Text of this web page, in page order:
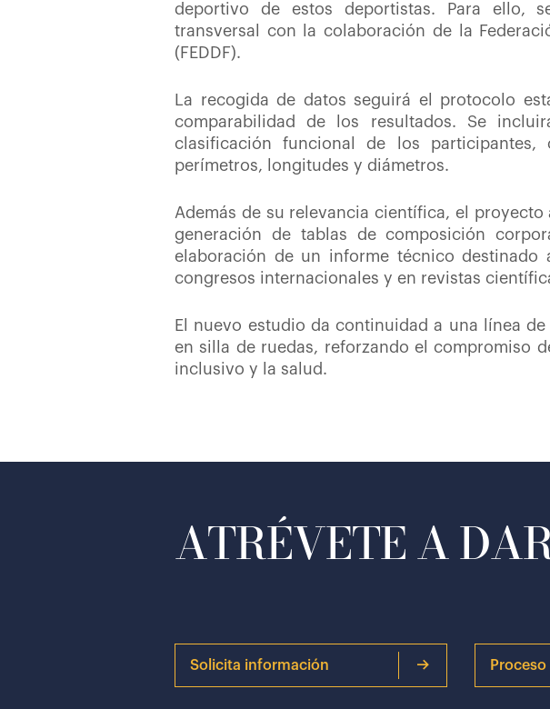
deportivo de estos deportistas. Para ello,
transversal con la colaboración de la
(FEDDF).
La recogida de datos seguirá el protocolo
comparabilidad de los resultados. Se
clasificación funcional de los participantes,
perímetros, longitudes y diámetros.
Además de su relevancia científica, el
generación de tablas de composición
elaboración de un informe técnico destinado
congresos internacionales y en revistas
El nuevo estudio da continuidad a una línea
en silla de ruedas, reforzando el compromiso
inclusivo y la salud.
ATRÉVETE A
Solicita información